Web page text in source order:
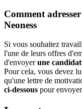
Comment
Neoness
Si vous souhaitez
l'une de leurs offres
d'envoyerune
Pour cela, vous devez
qu'une lettre de
ci-dessous pour